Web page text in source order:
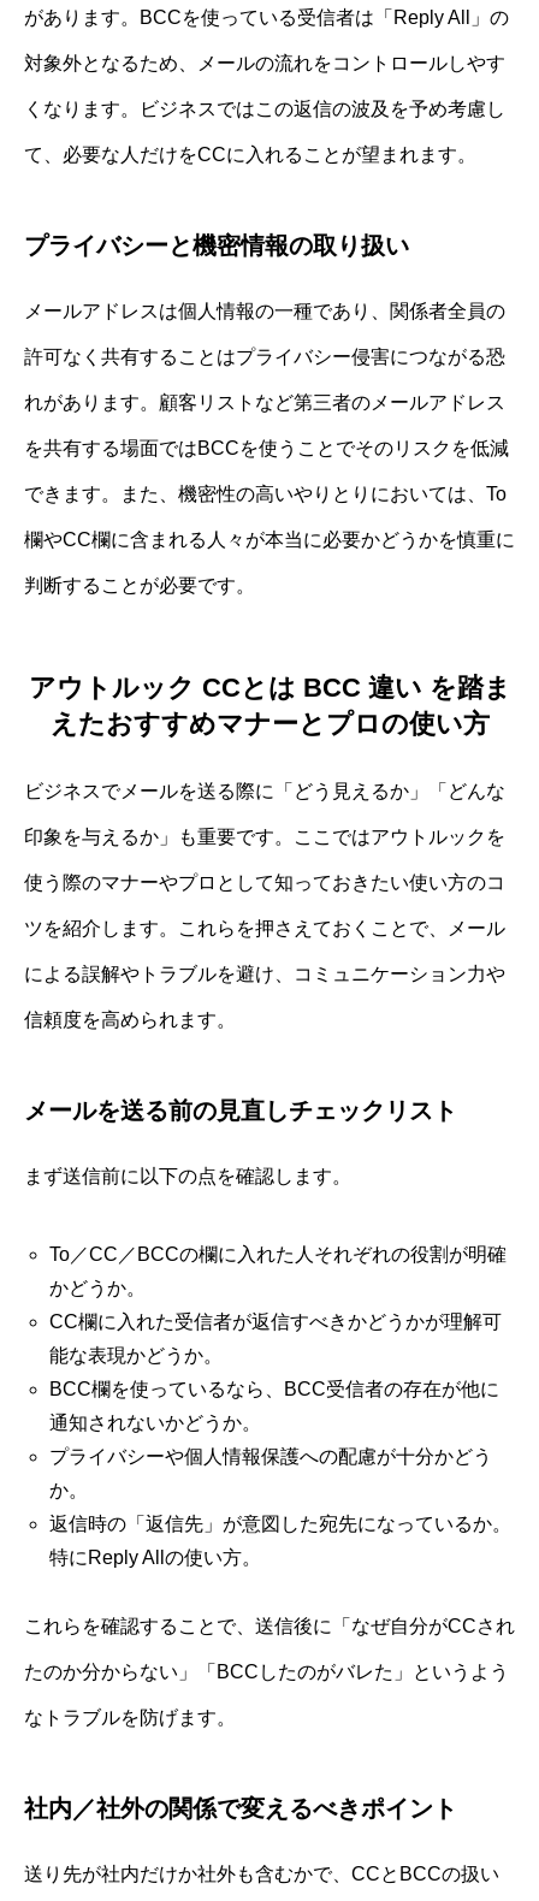
があります。BCCを使っている受信者は「Reply All」の
対象外となるため、メールの流れをコントロールしやす
くなります。ビジネスではこの返信の波及を予め考慮し
て、必要な人だけをCCに入れることが望まれます。
プライバシーと機密情報の取り扱い
メールアドレスは個人情報の一種であり、関係者全員の
許可なく共有することはプライバシー侵害につながる恐
れがあります。顧客リストなど第三者のメールアドレス
を共有する場面ではBCCを使うことでそのリスクを低減
できます。また、機密性の高いやりとりにおいては、To
欄やCC欄に含まれる人々が本当に必要かどうかを慎重に
判断することが必要です。
アウトルック CCとは BCC 違い を踏ま
えたおすすめマナーとプロの使い方
ビジネスでメールを送る際に「どう見えるか」「どんな
印象を与えるか」も重要です。ここではアウトルックを
使う際のマナーやプロとして知っておきたい使い方のコ
ツを紹介します。これらを押さえておくことで、メール
による誤解やトラブルを避け、コミュニケーション力や
信頼度を高められます。
メールを送る前の見直しチェックリスト
まず送信前に以下の点を確認します。
To／CC／BCCの欄に入れた人それぞれの役割が明確
かどうか。
CC欄に入れた受信者が返信すべきかどうかが理解可
能な表現かどうか。
BCC欄を使っているなら、BCC受信者の存在が他に
通知されないかどうか。
プライバシーや個人情報保護への配慮が十分かどう
か。
返信時の「返信先」が意図した宛先になっているか。
特にReply Allの使い方。
これらを確認することで、送信後に「なぜ自分がCCされ
たのか分からない」「BCCしたのがバレた」というよう
なトラブルを防げます。
社内／社外の関係で変えるべきポイント
送り先が社内だけか社外も含むかで、CCとBCCの扱い